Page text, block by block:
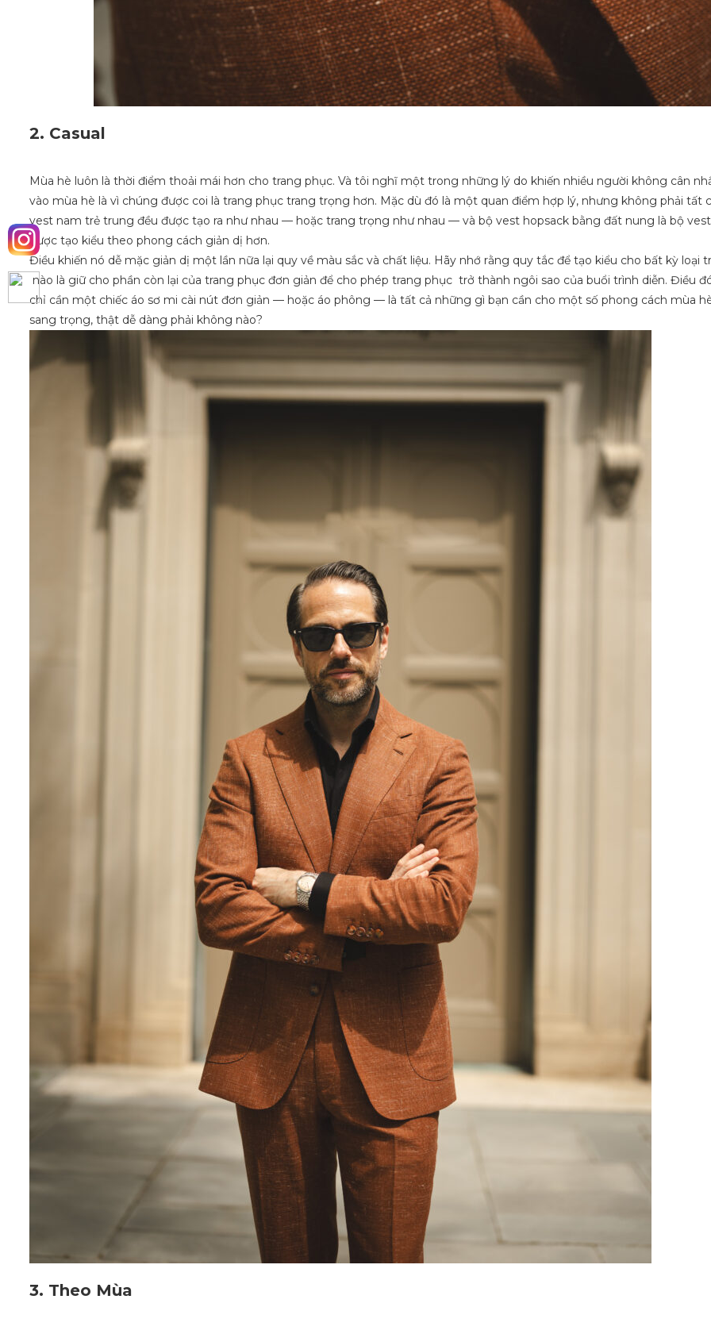
2. Casual
Mùa hè luôn là thời điểm thoải mái hơn cho trang phục. Và tôi nghĩ một trong những lý do khiến nhiều người không cân
vào mùa hè là vì chúng được coi là trang phục trang trọng hơn. Mặc dù đó là một quan điểm hợp lý, nhưng không phải tất
vest nam trẻ trung đều được tạo ra như nhau — hoặc trang trọng như nhau — và bộ vest hopsack bằng đất nung là bộ
được tạo kiểu theo phong cách giản dị hơn.
Điều khiến nó dễ mặc giản dị một lần nữa lại quy về màu sắc và chất liệu. Hãy nhớ rằng quy tắc để tạo kiểu cho bất kỳ loại
nào là giữ cho phần còn lại của trang phục đơn giản để cho phép trang phục trở thành ngôi sao của buổi trình diễn. Điều
chỉ cần một chiếc áo sơ mi cài nút đơn giản — hoặc áo phông — là tất cả những gì bạn cần cho một số phong cách mùa
sang trọng, thật dễ dàng phải không nào?
3. Theo Mùa